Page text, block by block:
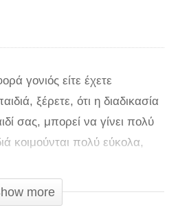
γονιός είτε έχετε
ξέρετε, ότι η διαδικασία
σας, μπορεί να γίνει πολύ
κοιμούνται πολύ εύκολα,
όμως, δημιουργεί
που ειδικά όταν έχουν
more